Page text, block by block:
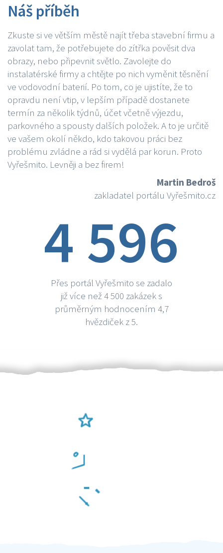
Náš příběh
Zkuste si ve větším městě najít třeba stavební firmu a
zavolat tam, že potřebujete do zítřka pověsit dva
obrazy, nebo připevnit světlo. Zavolejte do
instalatérské firmy a chtějte po nich vyměnit těsnění
ve vodovodní baterií. Po tom, co je ujistíte, že to
opravdu není vtip, v lepším případě dostanete
termín za několik týdnů, účet včetně výjezdu,
parkovného a spousty dalších položek. A to je určitě
ve vašem okolí někdo, kdo takovou práci bez
problému zvládne a rád si vydělá par korun. Proto
Vyřešmito. Levněji a bez firem!
Martin Bedroš
zakladatel portálu Vyřešmito.cz
4 596
Přes portál Vyřešmito se zadalo
již více než 4 500 zakázek s
průměrným hodnocením 4,7
hvězdiček z 5.